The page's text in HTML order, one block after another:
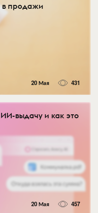
в продажи
20 Мая 431
выдачу и как это
20 Мая 457